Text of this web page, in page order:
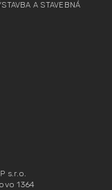
A STAVEBNÁ
s.r.o.
1364